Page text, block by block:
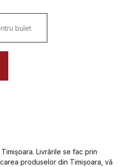
Livrările se fac prin
produselor din Timișoara, vă